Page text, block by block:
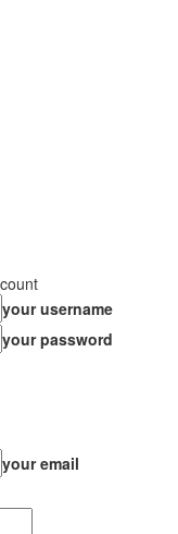
your username
your password
your email